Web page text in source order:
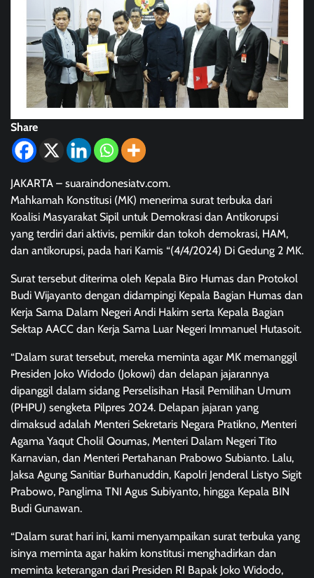
Share
JAKARTA – suaraindonesiatv.com.
Mahkamah Konstitusi (MK) menerima surat terbuka dari
Koalisi Masyarakat Sipil untuk Demokrasi dan Antikorupsi
yang terdiri dari aktivis, pemikir dan tokoh demokrasi, HAM,
dan antikorupsi, pada hari Kamis “(4/4/2024) Di Gedung 2 MK.
Surat tersebut diterima oleh Kepala Biro Humas dan Protokol
Budi Wijayanto dengan didampingi Kepala Bagian Humas dan
Kerja Sama Dalam Negeri Andi Hakim serta Kepala Bagian
Sektap AACC dan Kerja Sama Luar Negeri Immanuel Hutasoit.
“Dalam surat tersebut, mereka meminta agar MK memanggil
Presiden Joko Widodo (Jokowi) dan delapan jajarannya
dipanggil dalam sidang Perselisihan Hasil Pemilihan Umum
(PHPU) sengketa Pilpres 2024. Delapan jajaran yang
dimaksud adalah Menteri Sekretaris Negara Pratikno, Menteri
Agama Yaqut Cholil Qoumas, Menteri Dalam Negeri Tito
Karnavian, dan Menteri Pertahanan Prabowo Subianto. Lalu,
Jaksa Agung Sanitiar Burhanuddin, Kapolri Jenderal Listyo Sigit
Prabowo, Panglima TNI Agus Subiyanto, hingga Kepala BIN
Budi Gunawan.
“Dalam surat hari ini, kami menyampaikan surat terbuka yang
isinya meminta agar hakim konstitusi menghadirkan dan
meminta keterangan dari Presiden RI Bapak Joko Widodo,